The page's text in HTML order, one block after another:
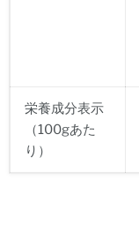
栄養成分表示
（100gあた
り）